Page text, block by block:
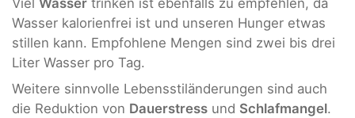
Wasser kalorienfrei ist und unseren Hunger etwas
stillen kann. Empfohlene Mengen sind zwei bis drei
Liter Wasser pro Tag.
Weitere sinnvolle Lebensstiländerungen sind auch
die Reduktion von Dauerstress und Schlafmangel.